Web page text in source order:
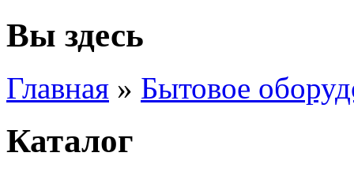
Вы здесь
Главная » Бытовое
Каталог